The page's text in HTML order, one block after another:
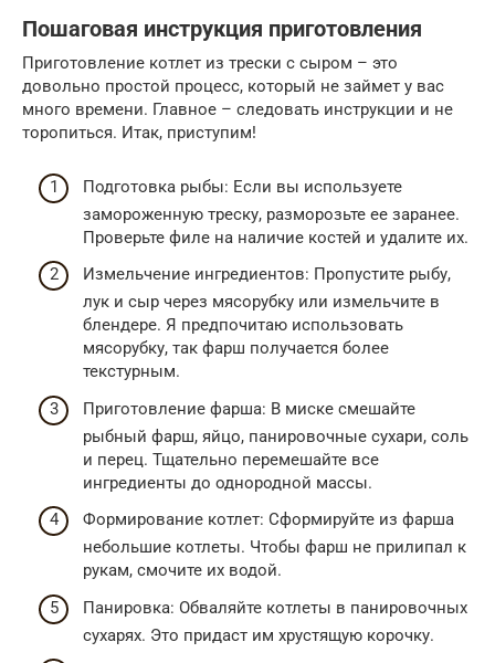
Пошаговая инструкция приготовления
Приготовление котлет из трески с сыром – это
довольно простой процесс, который не займет у вас
много времени. Главное – следовать инструкции и не
торопиться. Итак, приступим!
Подготовка рыбы: Если вы используете
замороженную треску, разморозьте ее заранее.
Проверьте филе на наличие костей и удалите их.
Измельчение ингредиентов: Пропустите рыбу,
лук и сыр через мясорубку или измельчите в
блендере. Я предпочитаю использовать
мясорубку, так фарш получается более
текстурным.
Приготовление фарша: В миске смешайте
рыбный фарш, яйцо, панировочные сухари, соль
и перец. Тщательно перемешайте все
ингредиенты до однородной массы.
Формирование котлет: Сформируйте из фарша
небольшие котлеты. Чтобы фарш не прилипал к
рукам, смочите их водой.
Панировка: Обваляйте котлеты в панировочных
сухарях. Это придаст им хрустящую корочку.